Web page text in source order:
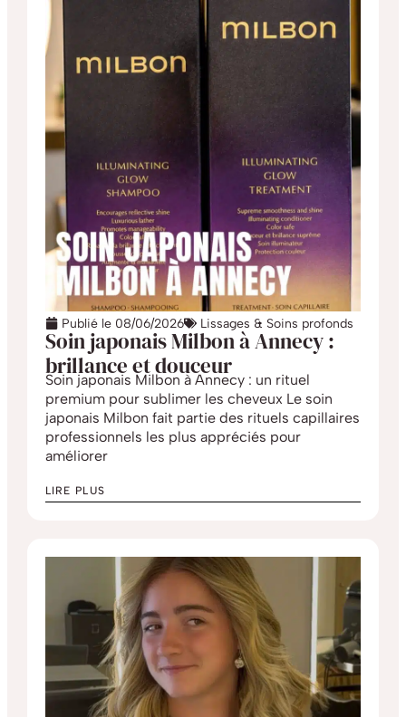
Publié le 08/06/2026 Lissages & Soins profonds
Soin japonais Milbon à Annecy :
brillance et douceur
Soin japonais Milbon à Annecy : un rituel
premium pour sublimer les cheveux Le soin
japonais Milbon fait partie des rituels capillaires
professionnels les plus appréciés pour
améliorer
LIRE PLUS